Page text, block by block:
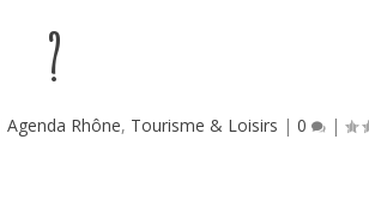
?
Agenda Rhône, Tourisme & Loisirs |0 |